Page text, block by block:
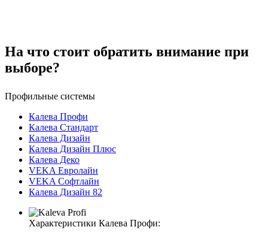
На что стоит обратить внимание при
выборе?
Профильные системы
Калева Профи
Калева Стандарт
Калева Дизайн
Калева Дизайн Плюс
Калева Деко
VEKA Евролайн
VEKA Софтлайн
Калева Дизайн 82
Характеристики Калева Профи: